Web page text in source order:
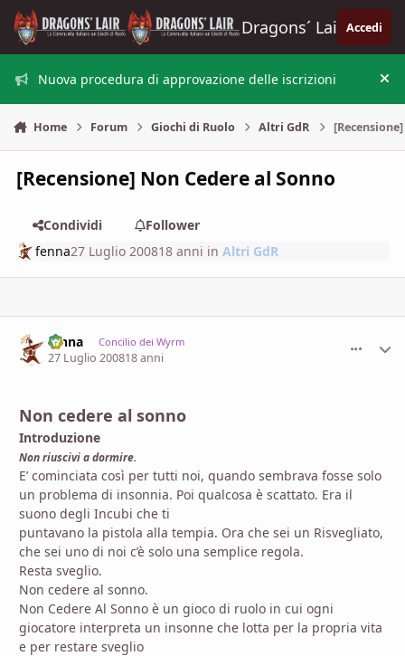
Vai al contenuto
Dragons´ Lair Accedi
Nuova procedura di approvazione delle iscrizioni
Home Forum Giochi di Ruolo Altri GdR
[Recensione] Non Cedere al Sonno
Condividi
Follower
fenna27 Luglio 200818 anni inAltri GdR
fenna Concilio dei Wyrm
27 Luglio 200818 anni
Non cedere al sonno
Introduzione
Non riuscivi a dormire.
E’ cominciata così per tutti noi, quando sembrava fosse solo
un problema di insonnia. Poi qualcosa è scattato. Era il
suono degli Incubi che ti
puntavano la pistola alla tempia. Ora che sei un Risvegliato,
che sei uno di noi c’è solo una semplice regola.
Resta sveglio.
Non cedere al sonno.
Non Cedere Al Sonno è un gioco di ruolo in cui ogni
giocatore interpreta un insonne che lotta per la propria vita
e per restare sveglio